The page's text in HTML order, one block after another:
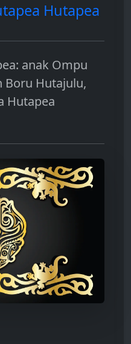
Hutapea
anak Ompu
Boru Hutajulu,
Hutapea